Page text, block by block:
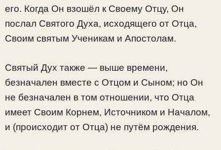
его. Когда Он взошёл к Своему Отцу, Он
послал Святого Духа, исходящего от Отца,
Своим святым Ученикам и Апостолам.
Святый Дух также — выше времени,
безначален вместе с Отцом и Сыном; но Он
не безначален в том отношении, что Отца
имеет Своим Корнем, Источником и Началом,
и (происходит от Отца) не путём рождения.